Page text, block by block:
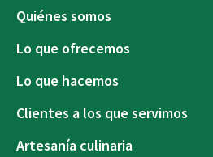
Quiénes somos
Lo que ofrecemos
Lo que hacemos
Clientes a los que servimos
Artesanía culinaria